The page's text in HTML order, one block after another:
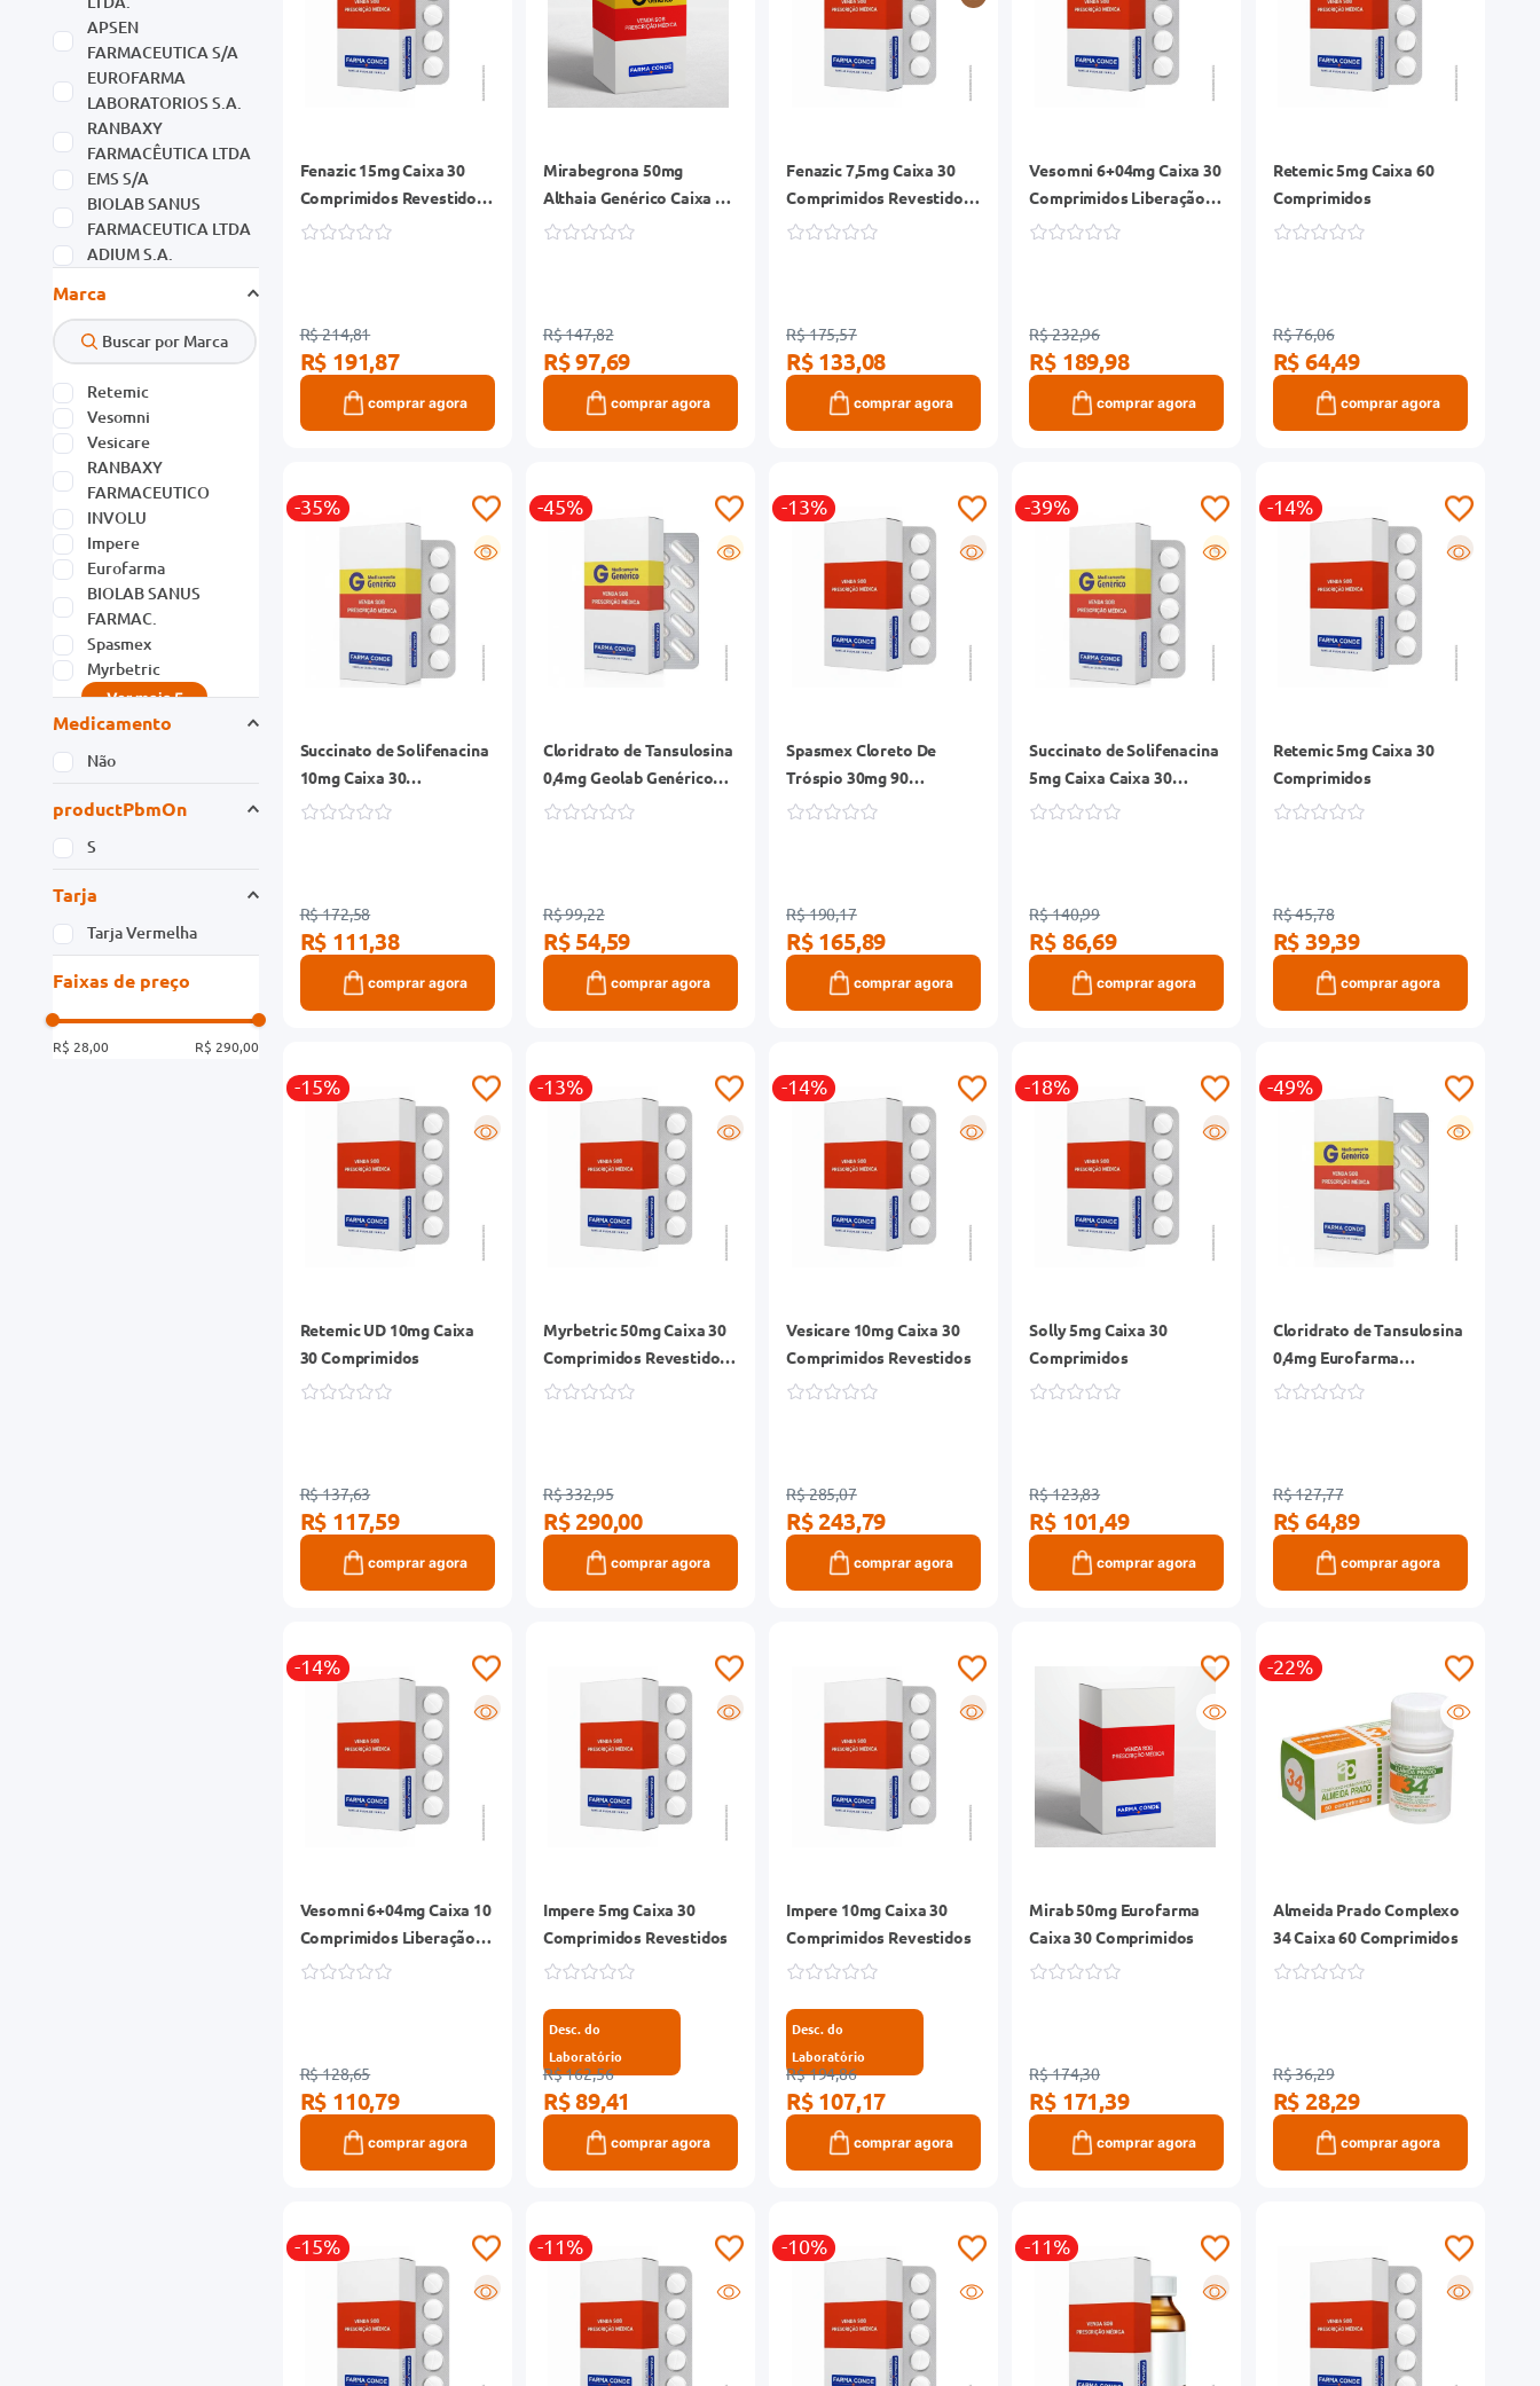
APSEN
FARMACEUTICA S/A
EUROFARMA
LABORATORIOS S.A.
RANBAXY
FARMACÊUTICA LTDA
EMS S/A
BIOLAB SANUS
FARMACEUTICA LTDA
ADIUM S.A.
FARMACÊUTICA S/A
ALMEIDA PRADO
Marca
Retemic
Vesomni
Vesicare
RANBAXY
FARMACEUTICO
INVOLU
Impere
Eurofarma
BIOLAB SANUS
FARMAC.
Spasmex
Myrbetric
Ver mais 5
Medicamento
Não
productPbmOn
S
Tarja
Tarja Vermelha
Faixas de preço
R$ 28,00 R$ 290,00
Fenazic 15mg Caixa 30
Comprimidos Revestidos
Liberação Prolongada
R$ 214,81
R$ 191,87
comprar agora
Mirabegrona 50mg
Althaia Genérico Caixa 30
Comprimidos Revestidos
R$ 147,82
R$ 97,69
comprar agora
Fenazic 7,5mg Caixa 30
Comprimidos Revestidos
Liberação Prolongada
R$ 175,57
R$ 133,08
comprar agora
Vesomni 6+04mg Caixa 30
Comprimidos Liberação
Prolongada
R$ 232,96
R$ 189,98
comprar agora
Retemic 5mg Caixa 60
Comprimidos
R$ 76,06
R$ 64,49
comprar agora
-35%
G
Succinato de Solifenacina
10mg Caixa 30
Comprimidos
R$ 172,58
R$ 111,38
comprar agora
-45%
G
Cloridrato de Tansulosina
0,4mg Geolab Genérico
Caixa 20 Cápsulas
R$ 99,22
R$ 54,59
comprar agora
-13%
R
Spasmex Cloreto De
Tróspio 30mg 90
Comprimidos
R$ 190,17
R$ 165,89
comprar agora
-39%
G
Succinato de Solifenacina
5mg Caixa Caixa 30
Comprimidos Revestidos
R$ 140,99
R$ 86,69
comprar agora
-14%
R
Retemic 5mg Caixa 30
Comprimidos
R$ 45,78
R$ 39,39
comprar agora
-15%
R
Retemic UD 10mg Caixa
30 Comprimidos
R$ 137,63
R$ 117,59
comprar agora
-13%
R
Myrbetric 50mg Caixa 30
Comprimidos Revestidos
Liberação Prolongada
R$ 332,95
R$ 290,00
comprar agora
-14%
R
Vesicare 10mg Caixa 30
Comprimidos Revestidos
R$ 285,07
R$ 243,79
comprar agora
-18%
R
Solly 5mg Caixa 30
Comprimidos
R$ 123,83
R$ 101,49
comprar agora
-49%
G
Cloridrato de Tansulosina
0,4mg Eurofarma
Genérico Caixa 30
R$ 127,77
R$ 64,89
comprar agora
-14%
R
Vesomni 6+04mg Caixa 10
Comprimidos Liberação
Prolongada
R$ 128,65
R$ 110,79
comprar agora
R
Impere 5mg Caixa 30
Comprimidos Revestidos
Desc. do
Laboratório
R$ 162,56
R$ 89,41
comprar agora
R
Impere 10mg Caixa 30
Comprimidos Revestidos
Desc. do
Laboratório
R$ 194,86
R$ 107,17
comprar agora
Mirab 50mg Eurofarma
Caixa 30 Comprimidos
R$ 174,30
R$ 171,39
comprar agora
-22%
Almeida Prado Complexo
34 Caixa 60 Comprimidos
R$ 36,29
R$ 28,29
comprar agora
-15%
R
-11% -10% -11%
R R